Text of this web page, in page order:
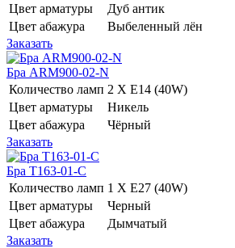
Цвет арматуры
Дуб антик
Цвет абажура
Выбеленный лён
Заказать
Бра ARM900-02-N
Количество ламп 2 Х E14 (40W)
Цвет арматуры
Никель
Цвет абажура
Чёрный
Заказать
Бра T163-01-C
Количество ламп 1 Х E27 (40W)
Цвет арматуры
Черный
Цвет абажура
Дымчатый
Заказать